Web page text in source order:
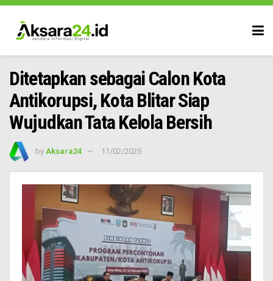
Ditetapkan sebagai Calon Kota
Antikorupsi, Kota Blitar Siap
Wujudkan Tata Kelola Bersih
by Aksara24 11/02/2025